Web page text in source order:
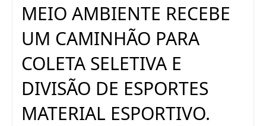
MEIO AMBIENTE RECEBE
UM CAMINHÃO PARA
COLETA SELETIVA E
DIVISÃO DE ESPORTES
MATERIAL ESPORTIVO.